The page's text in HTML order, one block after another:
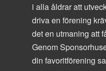
i alla åldrar att
driva en förening
det en utmaning att
Genom
din favoritförening